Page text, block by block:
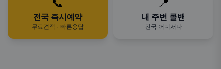
📞
전국 즉시예약
무료견적 · 빠른응답
📍
내 주변 콜밴
전국 어디서나